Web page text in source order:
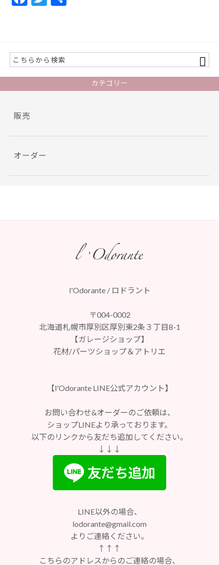
o
o
k
カテゴリー
販売
オーダー
l'Odorante / ロドラント
〒004-0002
北海道札幌市厚別区厚別東2条３丁目8-1
【ガレージショップ】
花材/パーツショップ＆アトリエ
【l'Odorante LINE公式アカウント】
お問い合わせ&オーダーのご依頼は、
ショップLINEより承っております。
以下のリンクから友だち追加してください。
↓↓↓
LINE以外の場合、
lodorante@gmail.com
よりご連絡ください。
↑↑↑
こちらのアドレスからのご連絡の場合、